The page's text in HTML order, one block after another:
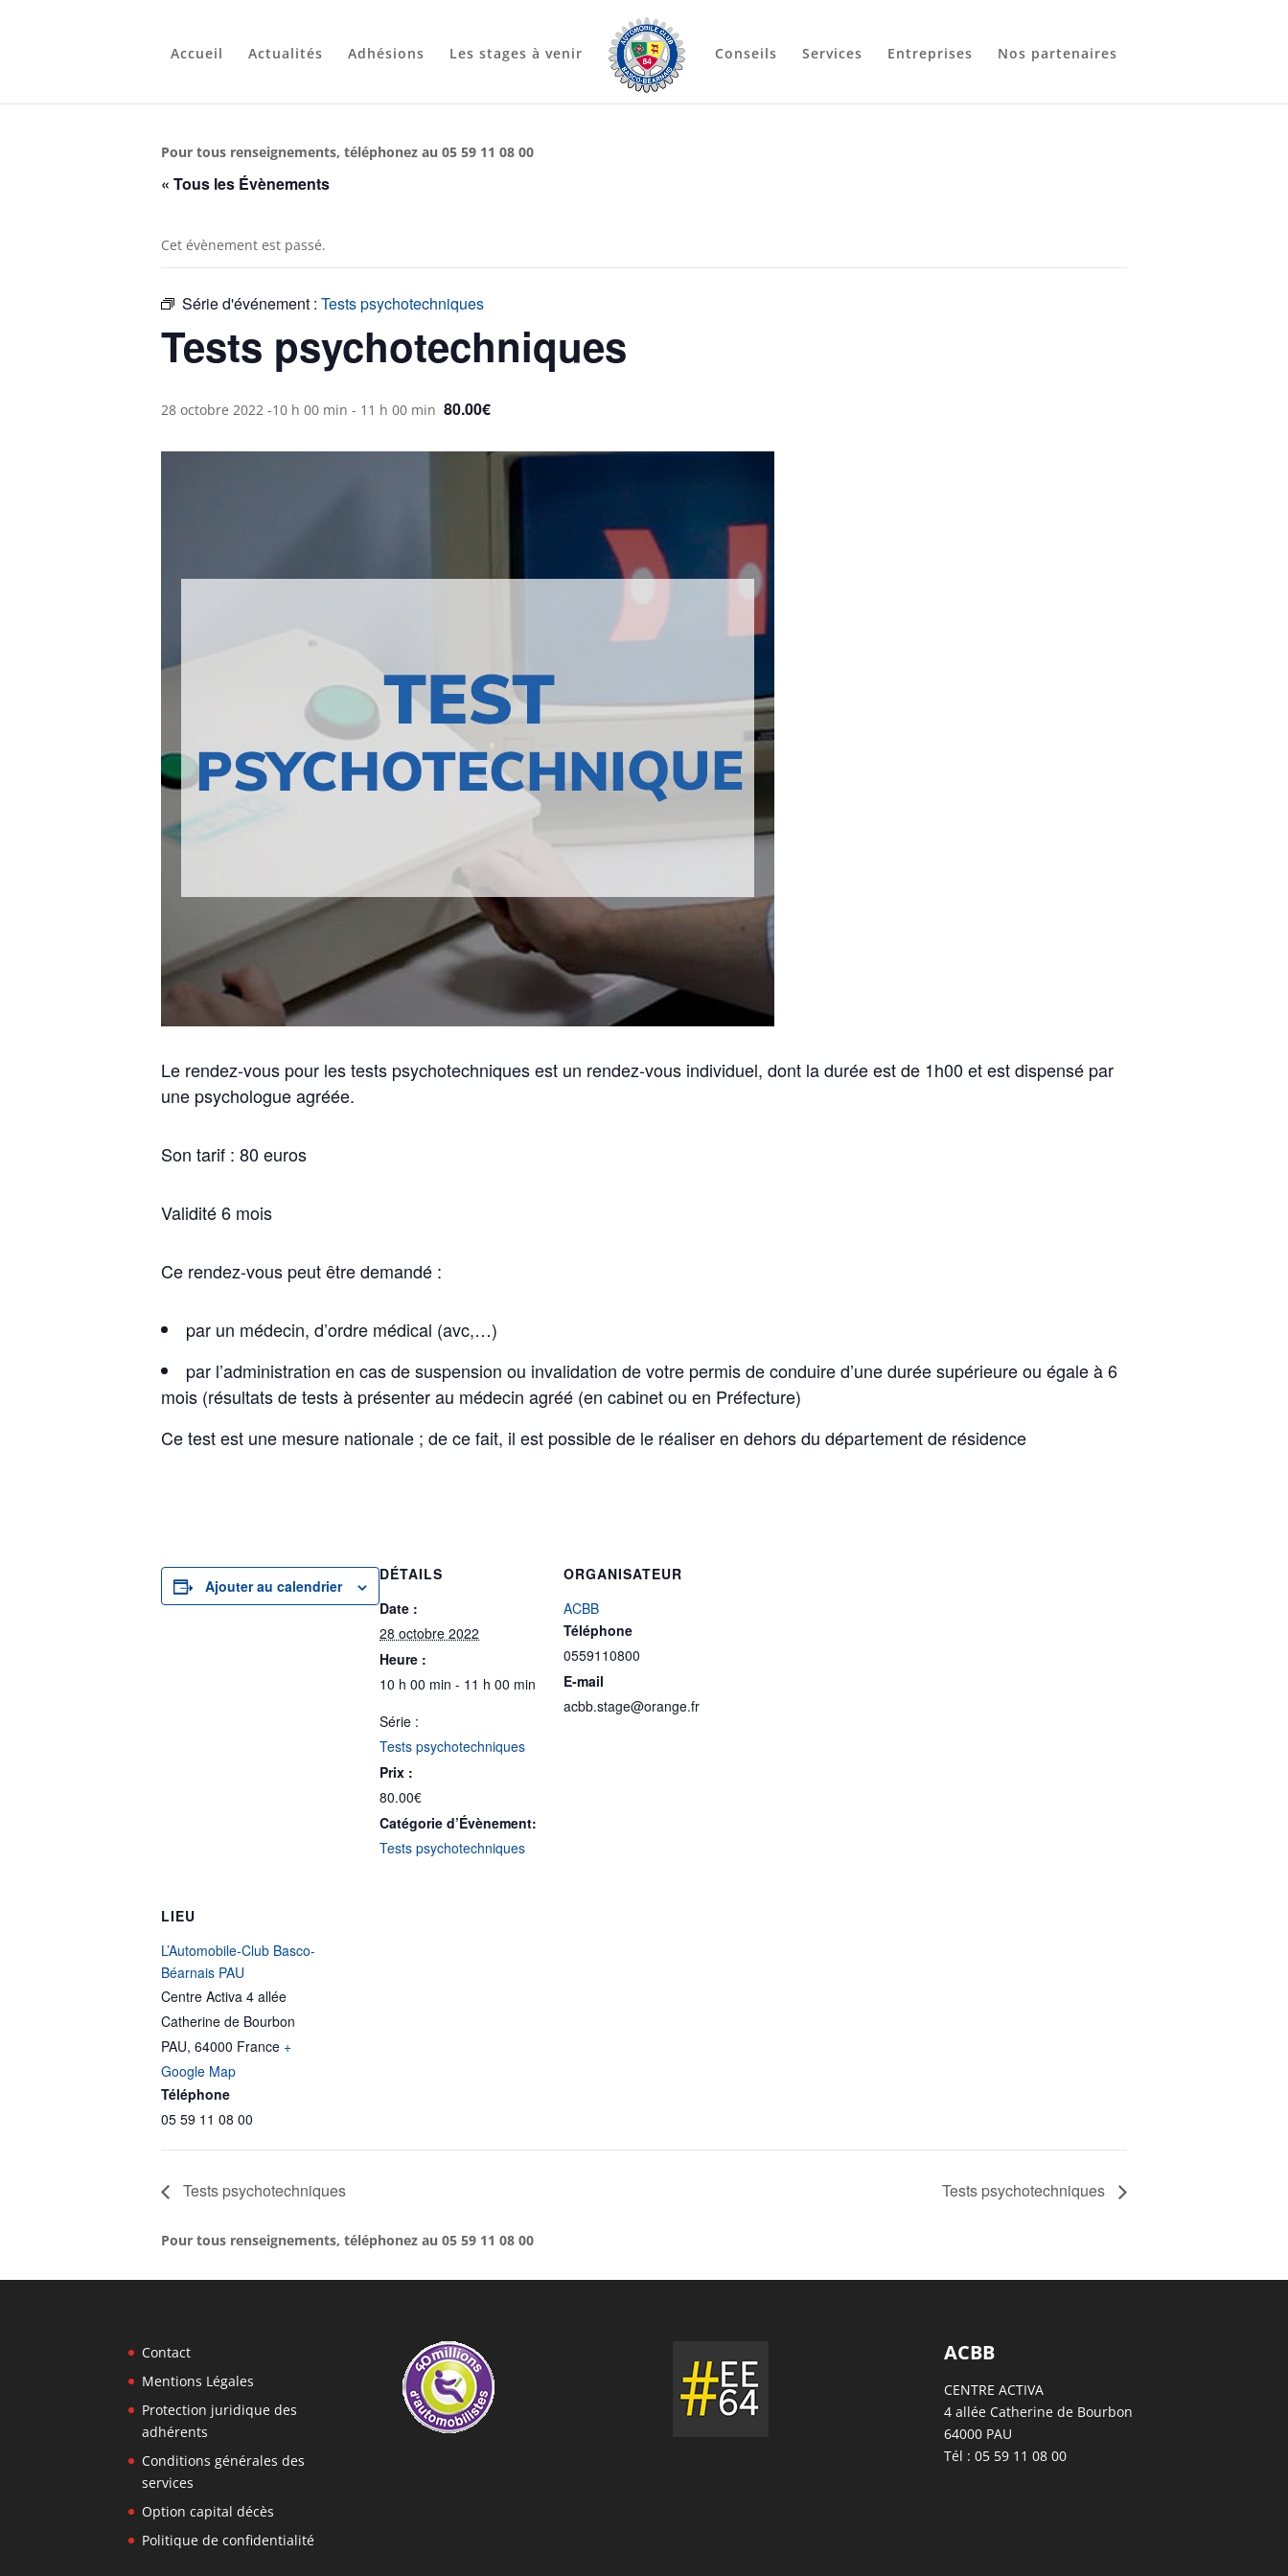
Accueil Actualités Adhésions Les stages à venir Conseils Services Entreprises Nos partenaires
Pour tous renseignements, téléphonez au 05 59 11 08 00
« Tous les Évènements
Cet évènement est passé.
Série d'événement : Tests psychotechniques
Tests psychotechniques
28 octobre 2022 -10 h 00 min - 11 h 00 min 80.00€
Le rendez-vous pour les tests psychotechniques est un rendez-vous individuel, dont la durée est de 1h00 et est dispensé par
une psychologue agréée.
Son tarif : 80 euros
Validité 6 mois
Ce rendez-vous peut être demandé :
par un médecin, d’ordre médical (avc,…)
par l’administration en cas de suspension ou invalidation de votre permis de conduire d’une durée supérieure ou égale à 6
mois (résultats de tests à présenter au médecin agréé (en cabinet ou en Préfecture)
Ce test est une mesure nationale ; de ce fait, il est possible de le réaliser en dehors du département de résidence
Ajouter au calendrier
DÉTAILS
Date :
28 octobre 2022
Heure :
10 h 00 min - 11 h 00 min
Série :
Tests psychotechniques
Prix :
80.00€
Catégorie d’Évènement:
Tests psychotechniques
ORGANISATEUR
ACBB
Téléphone
0559110800
E-mail
acbb.stage@orange.fr
LIEU
L’Automobile-Club Basco-
Béarnais PAU
Centre Activa 4 allée
Catherine de Bourbon
PAU, 64000 France +
Google Map
Téléphone
05 59 11 08 00
Tests psychotechniques Tests psychotechniques
Pour tous renseignements, téléphonez au 05 59 11 08 00
Contact
Mentions Légales
Protection juridique des
adhérents
Conditions générales des
services
Option capital décès
Politique de confidentialité
ACBB
CENTRE ACTIVA
4 allée Catherine de Bourbon
64000 PAU
Tél : 05 59 11 08 00